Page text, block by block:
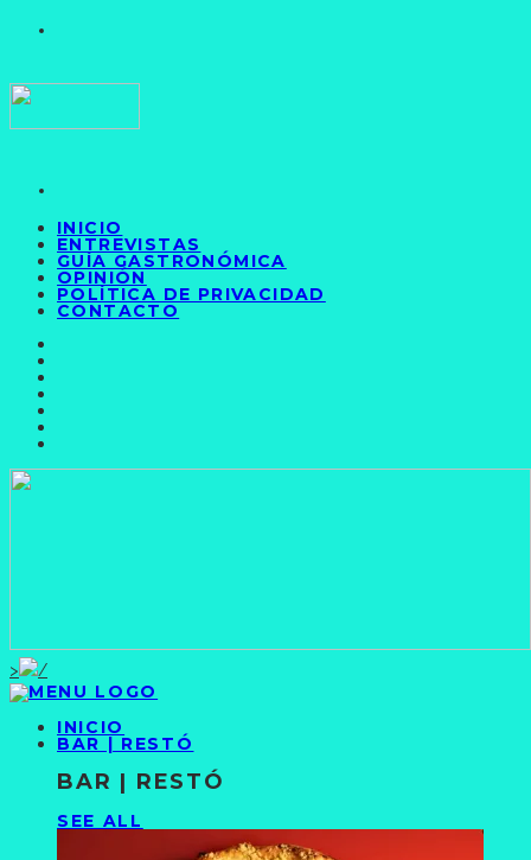
INICIO
ENTREVISTAS
GUÍA GASTRONÓMICA
OPINIÓN
POLÍTICA DE PRIVACIDAD
CONTACTO
>
INICIO
BAR | RESTÓ
BAR | RESTÓ
SEE ALL